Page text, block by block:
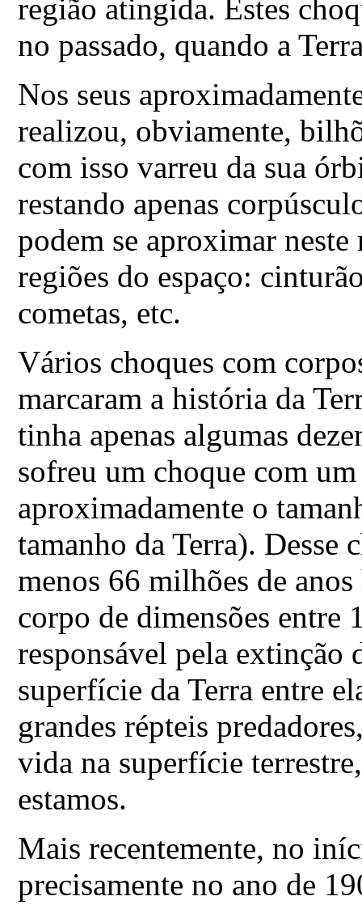
região atingida. Estes
no passado, quando a
Nos seus
realizou, obviamente,
com isso varreu da sua
restando apenas
podem se aproximar
regiões do espaço:
cometas, etc.
Vários choques com
marcaram a história da
tinha apenas algumas
sofreu um choque com
aproximadamente o
tamanho da Terra). Desse
menos 66 milhões de
corpo de dimensões
responsável pela extinção
superfície da Terra entre
grandes répteis
vida na superfície
estamos.
Mais recentemente, no
precisamente no ano de